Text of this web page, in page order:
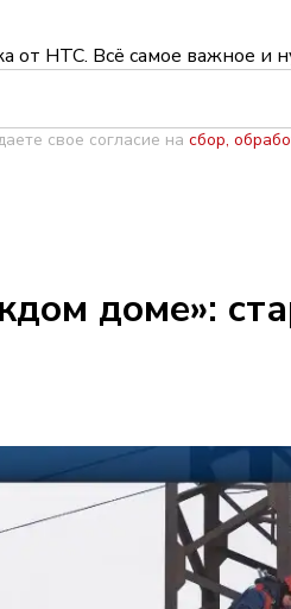
от НТС. Всё самое важное и
свое согласие на сбор,
доме»: